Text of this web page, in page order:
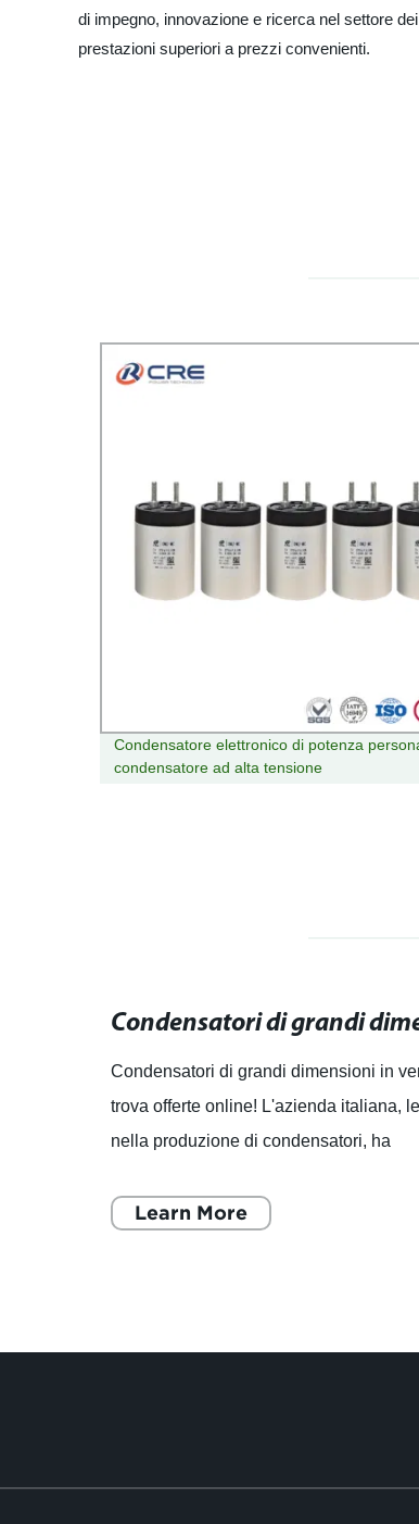
di impegno, innovazione e ricerca nel settore
prestazioni superiori a prezzi convenienti.
Condensatore elettronico di potenza
condensatore ad alta tensione
Condensatori di grandi dimensioni in
trova offerte online! L'azienda italiana,
nella produzione di condensatori, ha
linea di condensatori
Learn More